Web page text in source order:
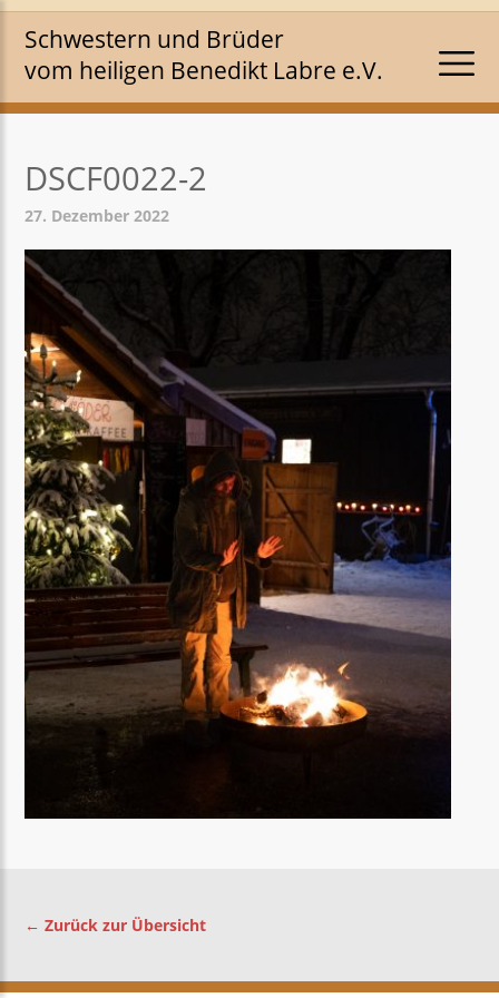
Schwestern und Brüder
vom heiligen Benedikt Labre e.V.
DSCF0022-2
27. Dezember 2022
← Zurück zur Übersicht